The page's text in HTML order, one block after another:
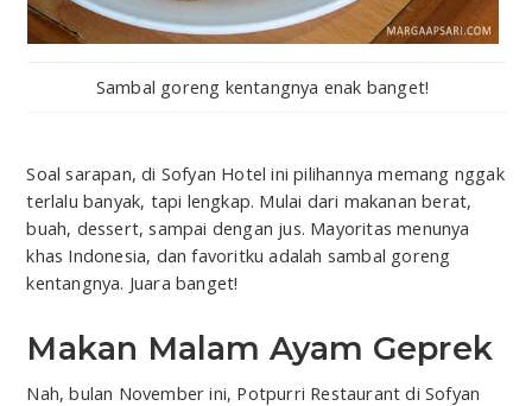
Sambal goreng kentangnya enak banget!
Soal sarapan, di Sofyan Hotel ini pilihannya memang nggak
terlalu banyak, tapi lengkap. Mulai dari makanan berat,
buah, dessert, sampai dengan jus. Mayoritas menunya
khas Indonesia, dan favoritku adalah sambal goreng
kentangnya. Juara banget!
Makan Malam Ayam Geprek
Nah, bulan November ini, Potpurri Restaurant di Sofyan